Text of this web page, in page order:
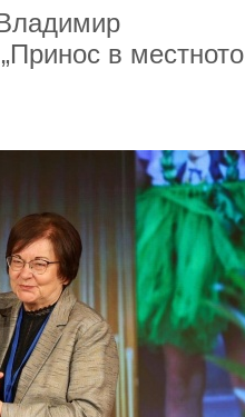
в местното